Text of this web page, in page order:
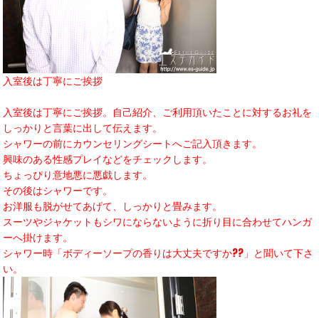
入室後は丁寧にご挨拶
入室後は丁寧にご挨拶。自己紹介、ご利用頂いたことに対するお礼を
しっかりと言葉に出して伝えます。
シャワーの前にカウンセリングシートへご記入頂きます。
興味のある性感プレイなどをチェックします。
ちょっぴり意地悪に悪戯します。
その後はシャワーです。
お洋服も脱がせてあげて、しっかりと畳みます。
スーツやジャケットもシワにならないように折り目に合わせてハンガ
ーへ掛けます。
シャワー時「ボディーソープの香りは大丈夫ですか??」と聞いて下さ
い。